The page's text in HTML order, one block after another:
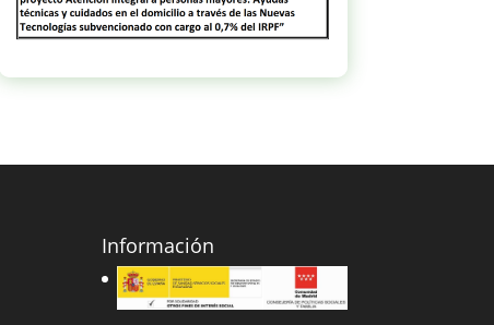
Información